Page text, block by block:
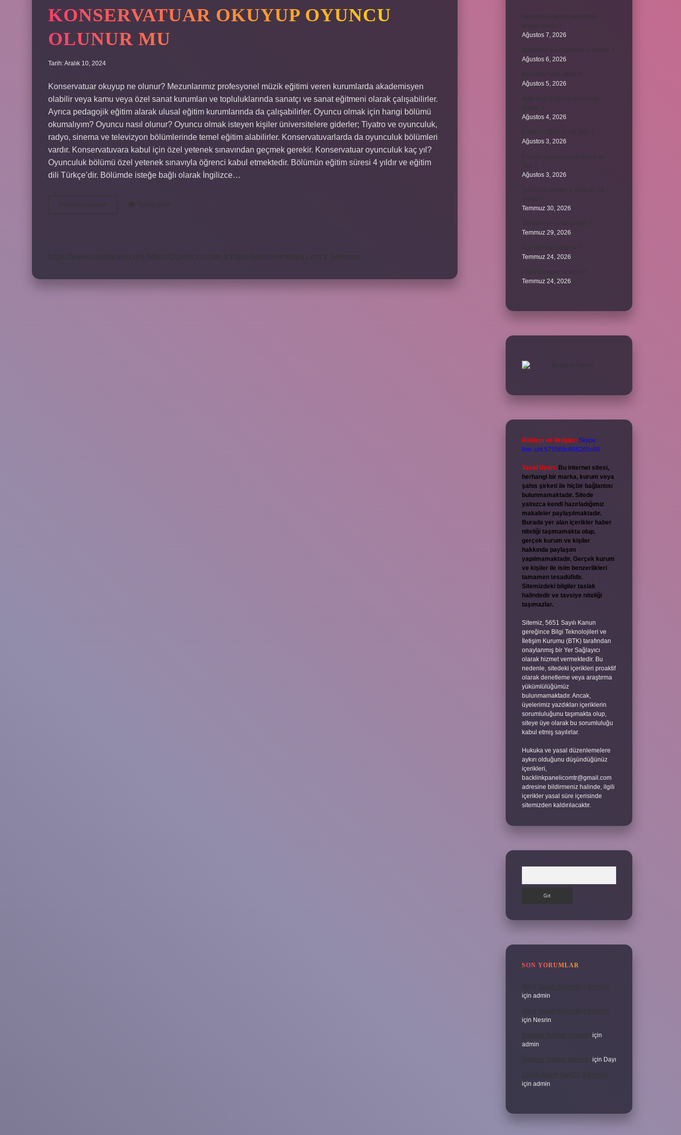
KONSERVATUAR OKUYUP OYUNCU
OLUNUR MU
Tarih: Aralık 10, 2024
Konservatuar okuyup ne olunur? Mezunlarımız profesyonel müzik eğitimi veren kurumlarda akademisyen
olabilir veya kamu veya özel sanat kurumları ve topluluklarında sanatçı ve sanat eğitmeni olarak çalışabilirler.
Ayrıca pedagojik eğitim alarak ulusal eğitim kurumlarında da çalışabilirler. Oyuncu olmak için hangi bölümü
okumalıyım? Oyuncu nasıl olunur? Oyuncu olmak isteyen kişiler üniversitelere giderler; Tiyatro ve oyunculuk,
radyo, sinema ve televizyon bölümlerinde temel eğitim alabilirler. Konservatuvarlarda da oyunculuk bölümleri
vardır. Konservatuvara kabul için özel yetenek sınavından geçmek gerekir. Konservatuar oyunculuk kaç yıl?
Oyunculuk bölümü özel yetenek sınavıyla öğrenci kabul etmektedir. Bölümün eğitim süresi 4 yıldır ve eğitim
dili Türkçe’dir. Bölümde isteğe bağlı olarak İngilizce…
https://www.seraforum.com
Ağustos 7, 2026
Ağustos 6, 2026
Ağustos 5, 2026
Ağustos 4, 2026
Ağustos 3, 2026
Ağustos 3, 2026
Temmuz 30, 2026
Temmuz 29, 2026
Temmuz 24, 2026
Temmuz 24, 2026
Reklam ve İletişim: Skype:
live:.cid.575569c608265c69
Yasal Uyarı: Bu internet sitesi,
herhangi bir marka, kurum veya
şahıs şirketi ile hiçbir bağlantısı
bulunmamaktadır. Sitede
yalnızca kendi hazırladığımız
makaleler paylaşılmaktadır.
Burada yer alan içerikler haber
niteliği taşımamakta olup,
gerçek kurum ve kişiler
hakkında paylaşım
yapılmamaktadır. Gerçek kurum
ve kişiler ile isim benzerlikleri
tamamen tesadüfidir.
Sitemizdeki bilgiler taslak
halindedir ve tavsiye niteliği
taşımazlar.
Sitemiz, 5651 Sayılı Kanun
gereğince Bilgi Teknolojileri ve
İletişim Kurumu (BTK) tarafından
onaylanmış bir Yer Sağlayıcı
olarak hizmet vermektedir. Bu
nedenle, sitedeki içerikleri proaktif
olarak denetleme veya araştırma
yükümlülüğümüz
bulunmamaktadır. Ancak,
üyelerimiz yazdıkları içeriklerin
sorumluluğunu taşımakta olup,
siteye üye olarak bu sorumluluğu
kabul etmiş sayılırlar.
Hukuka ve yasal düzenlemelere
aykırı olduğunu düşündüğünüz
içerikleri,
backlinkpanelicomtr@gmail.com
adresine bildirmeniz halinde, ilgili
içerikler yasal süre içerisinde
sitemizden kaldırılacaktır.
SON YORUMLAR
Alerji Yapan Yiyecekler Nelerdir
için admin
Alerji Yapan Yiyecekler Nelerdir
için Nesrin
Belirtme Sıfatları Nelerdir için
admin
Belirtme Sıfatları Nelerdir için Dayı
1 Aylık Bebek Kaç Cc Süt Içmeli
için admin